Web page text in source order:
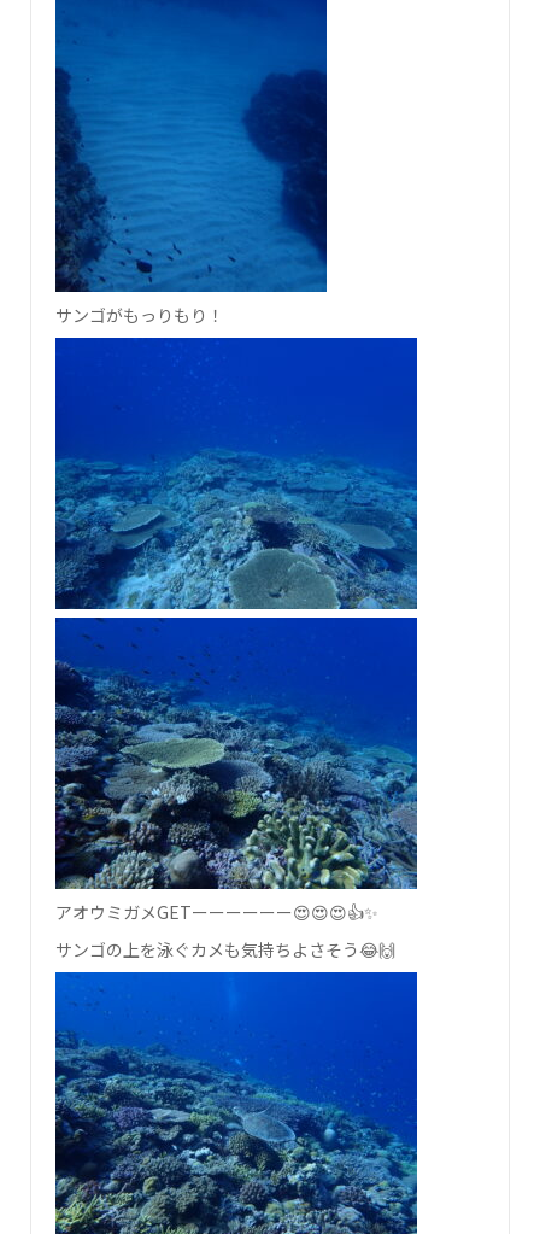
サンゴがもっりもり！
アオウミガメGETーーーーーー😍😍😍👍✨
サンゴの上を泳ぐカメも気持ちよさそう😂🙌